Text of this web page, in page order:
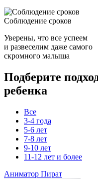
Соблюдение сроков
Уверены, что все успеем
и развеселим даже самого
скромного малыша
Подберите
ребенка
Все
3-4 года
5-6 лет
7-8 лет
9-10 лет
11-12 лет и более
Аниматор Пират